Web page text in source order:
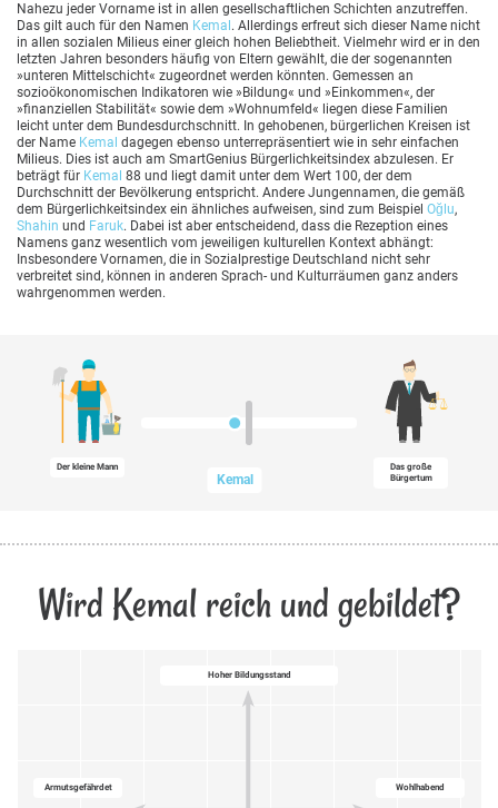
Nahezu jeder Vorname ist in allen gesellschaftlichen Schichten anzutreffen.
Das gilt auch für den Namen Kemal . Allerdings erfreut sich dieser Name nicht
in allen sozialen Milieus einer gleich hohen Beliebtheit. Vielmehr wird er in den
letzten Jahren besonders häufig von Eltern gewählt, die der sogenannten
»unteren Mittelschicht« zugeordnet werden könnten. Gemessen an
sozioökonomischen Indikatoren wie »Bildung« und »Einkommen«, der
»finanziellen Stabilität« sowie dem »Wohnumfeld« liegen diese Familien
leicht unter dem Bundesdurchschnitt. In gehobenen, bürgerlichen Kreisen ist
der Name Kemal dagegen ebenso unterrepräsentiert wie in sehr einfachen
Milieus. Dies ist auch am SmartGenius Bürgerlichkeitsindex abzulesen. Er
beträgt für Kemal 88 und liegt damit unter dem Wert 100, der dem
Durchschnitt der Bevölkerung entspricht. Andere Jungennamen, die gemäß
dem Bürgerlichkeitsindex ein ähnliches aufweisen, sind zum Beispiel Oğlu,
Shahin und Faruk. Dabei ist aber entscheidend, dass die Rezeption eines
Namens ganz wesentlich vom jeweiligen kulturellen Kontext abhängt:
Insbesondere Vornamen, die in Sozialprestige Deutschland nicht sehr
verbreitet sind, können in anderen Sprach- und Kulturräumen ganz anders
wahrgenommen werden.
Der kleine Mann
Kemal
Das große
Bürgertum
Wird Kemal reich und gebildet?
Hoher Bildungsstand
Wohlhabend
Armutsgefährdet